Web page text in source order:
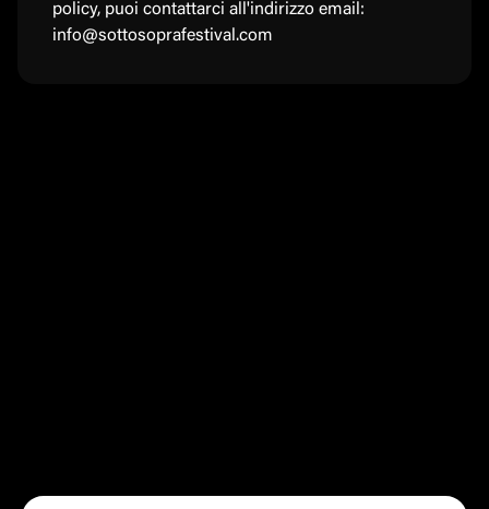
policy, puoi contattarci all'indirizzo email:
info@sottosoprafestival.com